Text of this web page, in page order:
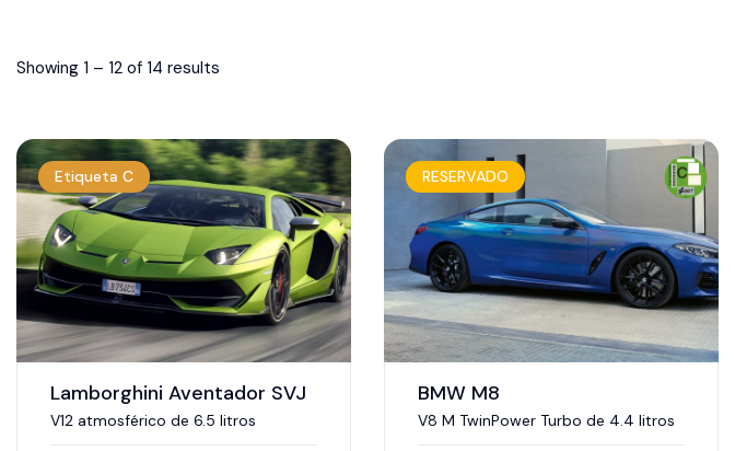
Showing 1 – 12 of 14 results
Etiqueta C
Lamborghini Aventador SVJ
V12 atmosférico de 6.5 litros
RESERVADO
BMW M8
V8 M TwinPower Turbo de 4.4 litros